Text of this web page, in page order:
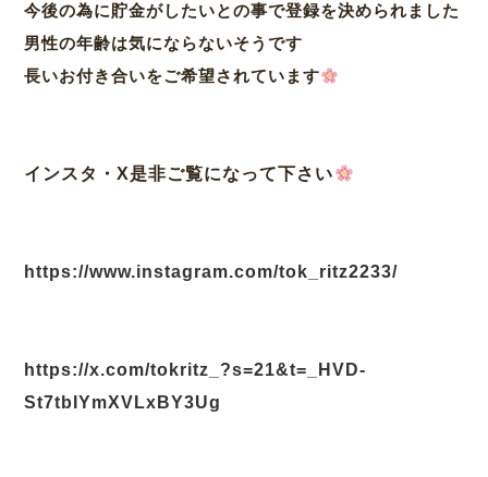
今後の為に貯金がしたいとの事で登録を決められました
男性の年齢は気にならないそうです
長いお付き合いをご希望されています
インスタ・X是非ご覧になって下さい
https://www.instagram.com/tok_ritz2233/
https://x.com/tokritz_?s=21&t=_HVD-
St7tbIYmXVLxBY3Ug